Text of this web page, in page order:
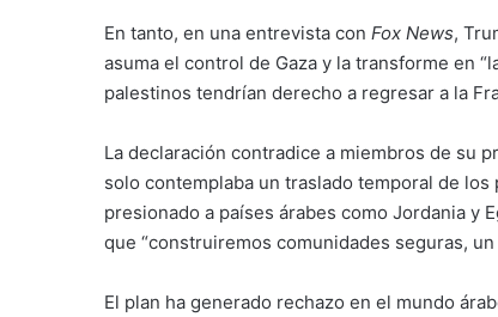
En tanto, en una entrevista con Fox News,
asuma el control de Gaza y la transforme en
palestinos tendrían derecho a regresar a la
La declaración contradice a miembros de su
solo contemplaba un traslado temporal de
presionado a países árabes como Jordania y
que “construiremos comunidades seguras,
El plan ha generado rechazo en el mundo